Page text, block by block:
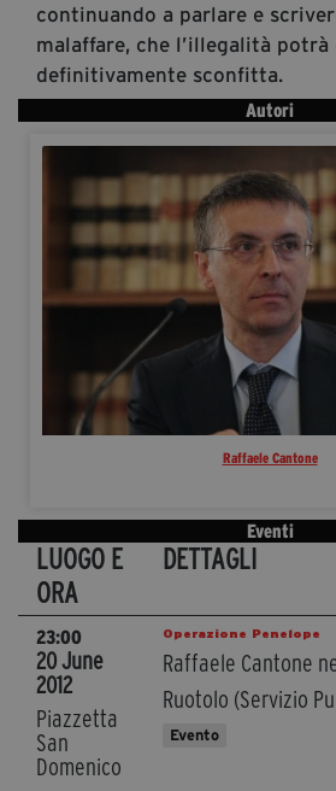
continuando a parlare e
malaffare, che l’illegalità potrà
definitivamente sconfitta.
Autori
Raffaele Cantone
Eventi
LUOGO E
ORA
DETTAGLI
23:00
20 June
2012
Piazzetta
San
Domenico
Operazione Penelope
Raffaele Cantone
Ruotolo (Servizio
Evento